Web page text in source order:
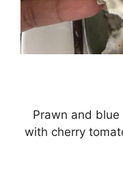
Prawn and
with cherry